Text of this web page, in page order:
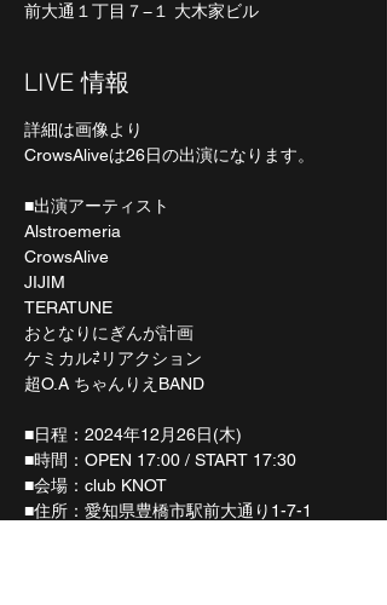
前大通１丁目７−１ 大木家ビル
LIVE 情報
詳細は画像より
CrowsAliveは26日の出演になります。
■出演アーティスト
Alstroemeria
CrowsAlive
JIJIM
TERATUNE
おとなりにぎんが計画
ケミカル⇄リアクション
超O.A ちゃんりえBAND
■日程：2024年12月26日(木)
■時間：OPEN 17:00 / START 17:30
■会場：club KNOT
■住所：愛知県豊橋市駅前大通り1-7-1